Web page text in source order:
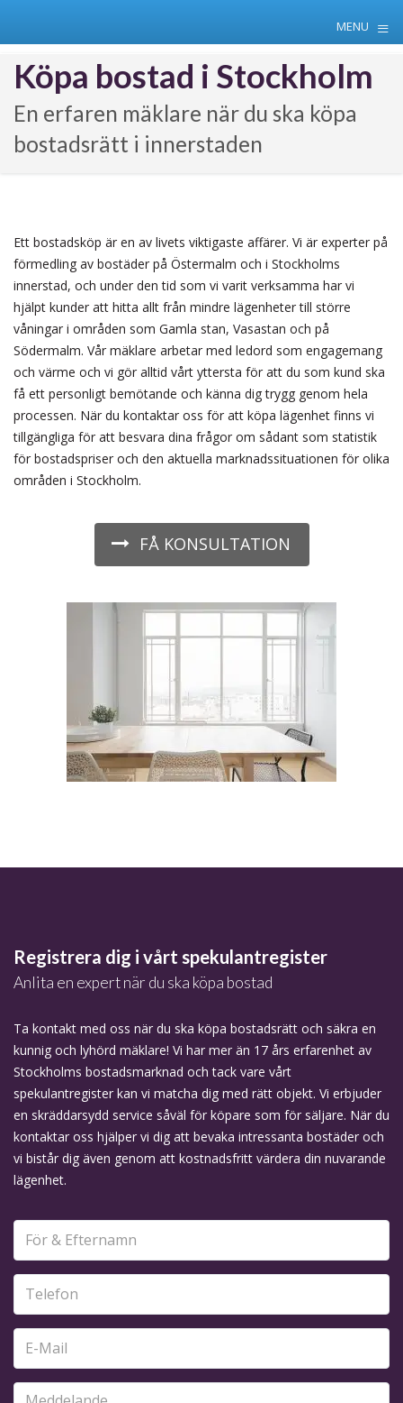
MENU ≡
Skip
content
Köpa bostad i Stockholm
En erfaren mäklare när du ska köpa
bostadsrätt i innerstaden
Ett bostadsköp är en av livets viktigaste affärer. Vi är experter på
förmedling av bostäder på Östermalm och i Stockholms
innerstad, och under den tid som vi varit verksamma har vi
hjälpt kunder att hitta allt från mindre lägenheter till större
våningar i områden som Gamla stan, Vasastan och på
Södermalm. Vår mäklare arbetar med ledord som engagemang
och värme och vi gör alltid vårt yttersta för att du som kund ska
få ett personligt bemötande och känna dig trygg genom hela
processen. När du kontaktar oss för att köpa lägenhet finns vi
tillgängliga för att besvara dina frågor om sådant som statistik
för bostadspriser och den aktuella marknadssituationen för olika
områden i Stockholm.
FÅ KONSULTATION
Registrera dig i vårt spekulantregister
Anlita en expert när du ska köpa bostad
Ta kontakt med oss när du ska köpa bostadsrätt och säkra en
kunnig och lyhörd mäklare! Vi har mer än 17 års erfarenhet av
Stockholms bostadsmarknad och tack vare vårt
spekulantregister kan vi matcha dig med rätt objekt. Vi erbjuder
en skräddarsydd service såväl för köpare som för säljare. När du
kontaktar oss hjälper vi dig att bevaka intressanta bostäder och
vi bistår dig även genom att kostnadsfritt värdera din nuvarande
lägenhet.